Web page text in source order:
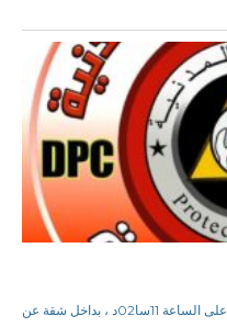
ق.إلياس أسفر إنفجار للغاز بولاية ورقلة،اليوم على الساعة 11سا02د ، بداخل شقة عن